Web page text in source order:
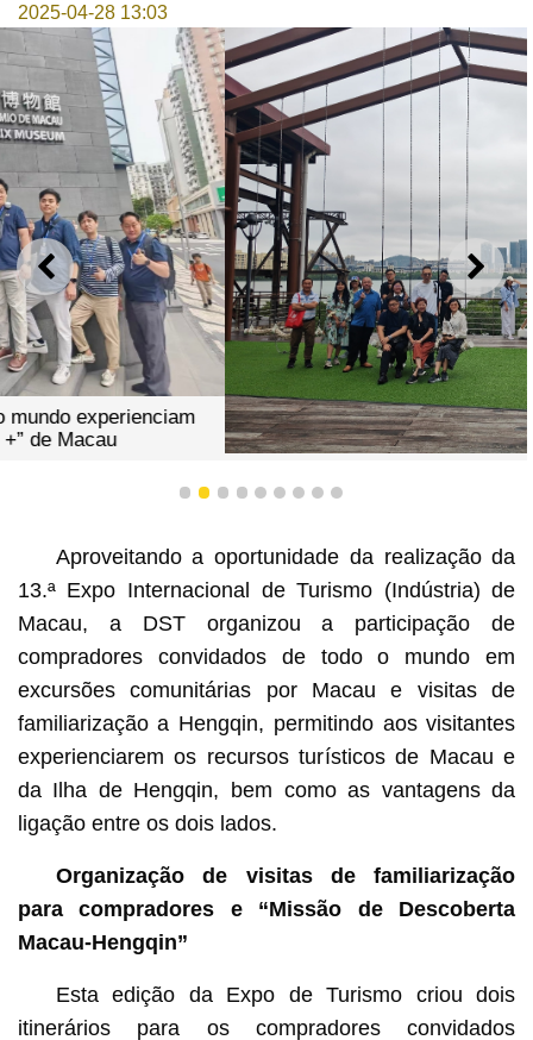
2025-04-28 13:03
ANTERIOR
elementos de “turismo +” de Macau
1 2 3 4 5 6 7 8 9
Aproveitando a oportunidade da realização da
13.ª Expo Internacional de Turismo (Indústria) de
Macau, a DST organizou a participação de
compradores convidados de todo o mundo em
excursões comunitárias por Macau e visitas de
familiarização a Hengqin, permitindo aos visitantes
experienciarem os recursos turísticos de Macau e
da Ilha de Hengqin, bem como as vantagens da
ligação entre os dois lados.
Organização de visitas de familiarização
para compradores e “Missão de Descoberta
Macau-Hengqin”
Esta edição da Expo de Turismo criou dois
itinerários para os compradores convidados